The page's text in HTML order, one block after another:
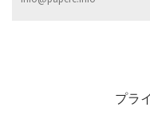
プラ